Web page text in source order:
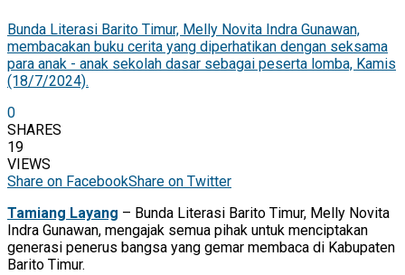
Bunda Literasi Barito Timur, Melly Novita Indra Gunawan,
membacakan buku cerita yang diperhatikan dengan seksama
para anak - anak sekolah dasar sebagai peserta lomba, Kamis
(18/7/2024).
0
SHARES
19
VIEWS
Share on FacebookShare on Twitter
Tamiang Layang – Bunda Literasi Barito Timur, Melly Novita
Indra Gunawan, mengajak semua pihak untuk menciptakan
generasi penerus bangsa yang gemar membaca di Kabupaten
Barito Timur.